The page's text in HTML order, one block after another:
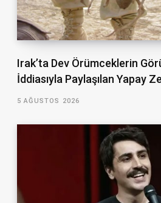
Irak’ta Dev Örümceklerin
İddiasıyla Paylaşılan Yapay
5 AĞUSTOS 2026